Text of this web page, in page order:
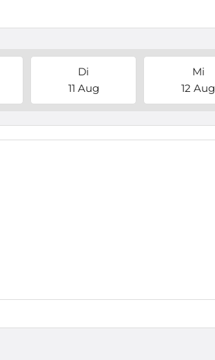
Di
11 Aug
Mi
12 Aug